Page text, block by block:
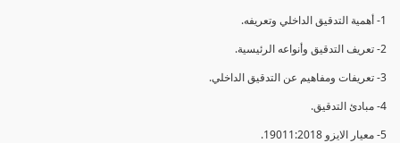
1- أهمية التدقيق الداخلي وتعريفه.
2- تعريف التدقيق وأنواعه الرئيسية.
3- تعريفات ومفاهيم عن التدقيق الداخلي.
4- مبادئ التدقيق.
5- معيار الايزو 19011:2018.